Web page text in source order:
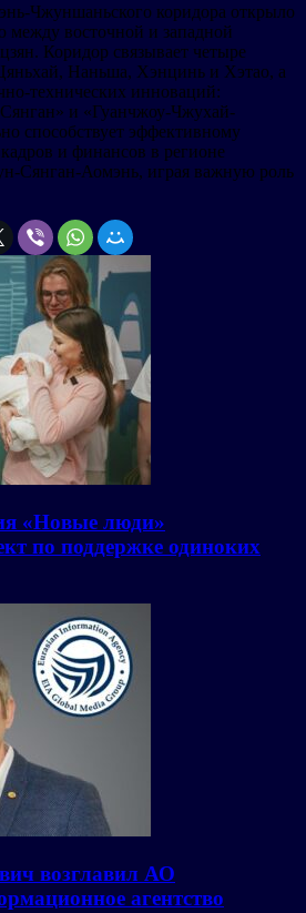
Чжуншаньского коридора открыло
между восточной и западной
Коридор связывает четыре
Наньша, Хэнцинь и Хэтао, а
технических инноваций:
и «Гуанчжоу-Чжухай-
способствует эффективному
и финансов в регионе
Сянган-Аомэнь, играя важную роль
«Новые люди»
по поддержке одиноких
возглавил АО
агентство